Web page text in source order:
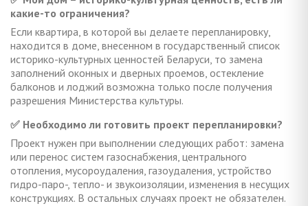
какие-то ограничения?
Если квартира, в которой вы делаете перепланировку,
находится в доме, внесенном в государственный список
историко-культурных ценностей Беларуси, то замена
заполнений оконных и дверных проемов, остекление
балконов и лоджий возможна только после получения
разрешения Министерства культуры.
✅ Необходимо ли готовить проект перепланировки?
Проект нужен при выполнении следующих работ: замена
или перенос систем газоснабжения, центрального
отопления, мусороудаления, газоудаления, устройство
гидро-паро-, тепло- и звукоизоляции, изменения в несущих
конструкциях. В остальных случаях проект не обязателен.